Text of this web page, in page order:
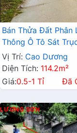
Bán Thửa Đất Phân
Thông Ô Tô Sát
1km
Vị Trí: Cao Dương
Diện Tích: 114.2m²
Giá:0.5-1 Tỉ Đã
LƯƠNG SƠN